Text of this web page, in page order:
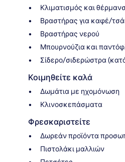
Κλιματισμός και
Βραστήρας για καφέ/
Βραστήρας νερού
Μπουρνούζια και
Σίδερο/σιδερώστρα
Κοιμηθείτε καλά
Δωμάτια με ηχομόνωση
Κλινοσκεπάσματα
Φρεσκαριστείτε
Δωρεάν προϊόντα
Πιστολάκι μαλλιών